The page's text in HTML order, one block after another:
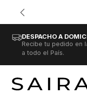
DESPACHO A
Recibe tu pedido en
a todo el País.